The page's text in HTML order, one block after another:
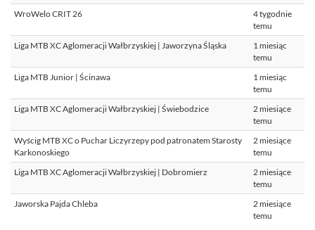
WroWelo CRIT 26
4 tygodnie
temu
Liga MTB XC Aglomeracji Wałbrzyskiej | Jaworzyna Śląska
1 miesiąc
temu
Liga MTB Junior | Ścinawa
1 miesiąc
temu
Liga MTB XC Aglomeracji Wałbrzyskiej | Świebodzice
2 miesiące
temu
Wyścig MTB XC o Puchar Liczyrzepy pod patronatem Starosty
Karkonoskiego
2 miesiące
temu
Liga MTB XC Aglomeracji Wałbrzyskiej | Dobromierz
2 miesiące
temu
Jaworska Pajda Chleba
2 miesiące
temu